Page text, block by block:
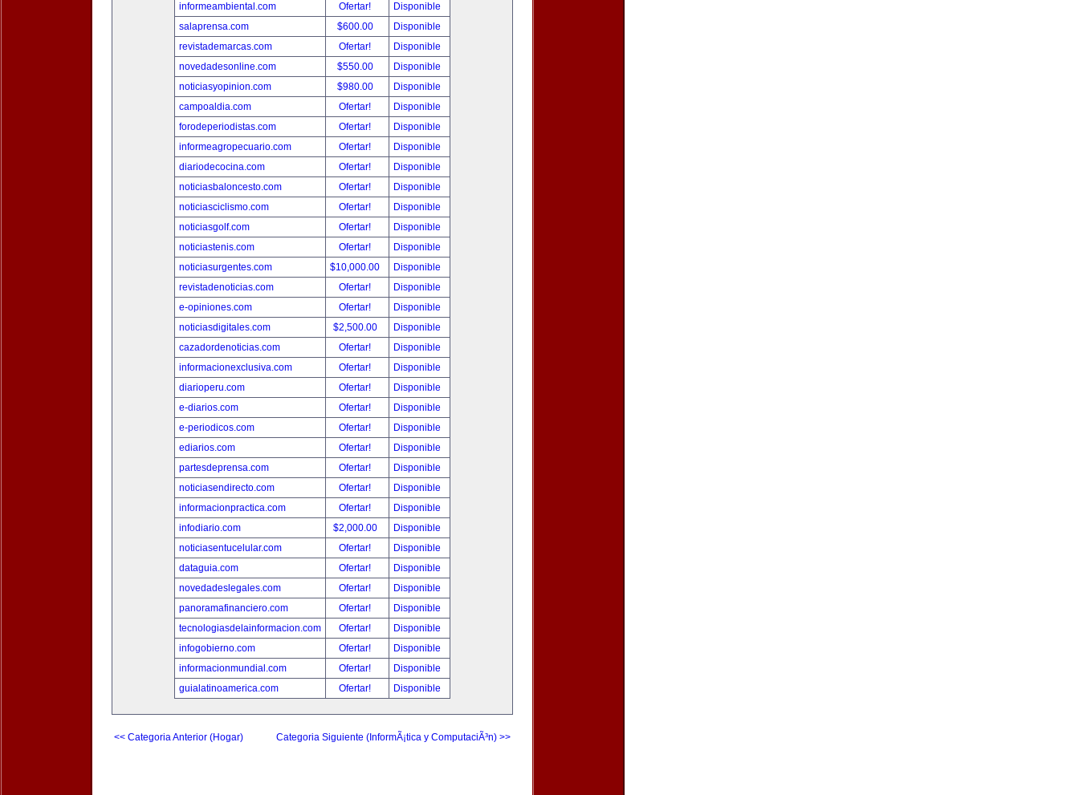
informeambiental.com
Ofertar!
Disponible
salaprensa.com
$600.00
Disponible
revistademarcas.com
Ofertar!
Disponible
novedadesonline.com
$550.00
Disponible
noticiasyopinion.com
$980.00
Disponible
campoaldia.com
Ofertar!
Disponible
forodeperiodistas.com
Ofertar!
Disponible
informeagropecuario.com
Ofertar!
Disponible
diariodecocina.com
Ofertar!
Disponible
noticiasbaloncesto.com
Ofertar!
Disponible
noticiasciclismo.com
Ofertar!
Disponible
noticiasgolf.com
Ofertar!
Disponible
noticiastenis.com
Ofertar!
Disponible
noticiasurgentes.com
$10,000.00
Disponible
revistadenoticias.com
Ofertar!
Disponible
e-opiniones.com
Ofertar!
Disponible
noticiasdigitales.com
$2,500.00
Disponible
cazadordenoticias.com
Ofertar!
Disponible
informacionexclusiva.com
Ofertar!
Disponible
diarioperu.com
Ofertar!
Disponible
e-diarios.com
Ofertar!
Disponible
e-periodicos.com
Ofertar!
Disponible
ediarios.com
Ofertar!
Disponible
partesdeprensa.com
Ofertar!
Disponible
noticiasendirecto.com
Ofertar!
Disponible
informacionpractica.com
Ofertar!
Disponible
infodiario.com
$2,000.00
Disponible
noticiasentucelular.com
Ofertar!
Disponible
dataguia.com
Ofertar!
Disponible
novedadeslegales.com
Ofertar!
Disponible
panoramafinanciero.com
Ofertar!
Disponible
tecnologiasdelainformacion.com
Ofertar!
Disponible
infogobierno.com
Ofertar!
Disponible
informacionmundial.com
Ofertar!
Disponible
guialatinoamerica.com
Ofertar! Disponible
<< Categoria Anterior (Hogar) Categoria Siguiente (InformÃ¡tica y ComputaciÃ³n) >>